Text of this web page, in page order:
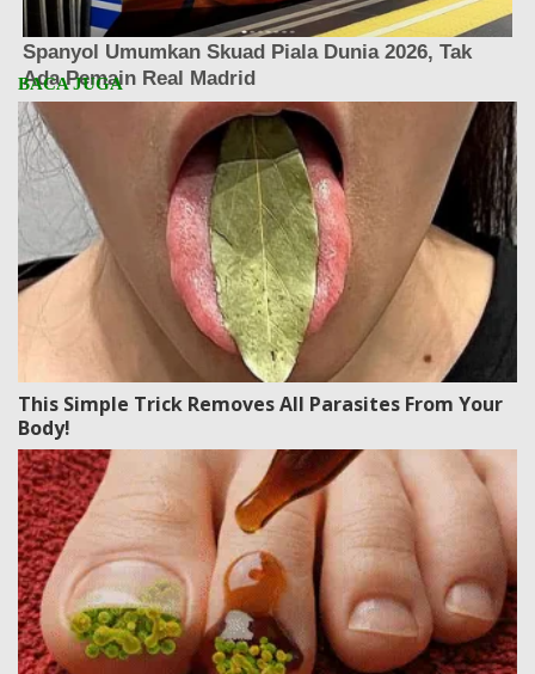
This Simple Trick Removes All Parasites From Your
Body!